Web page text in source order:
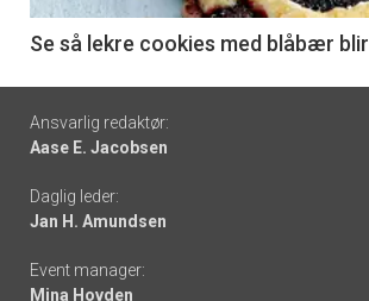
6
Se så lekre cookies med blåbær blir
Footer
-
links
Ansvarlig redaktør:
Aase E. Jacobsen
Daglig leder:
Jan H. Amundsen
Event manager:
Mina Hovden